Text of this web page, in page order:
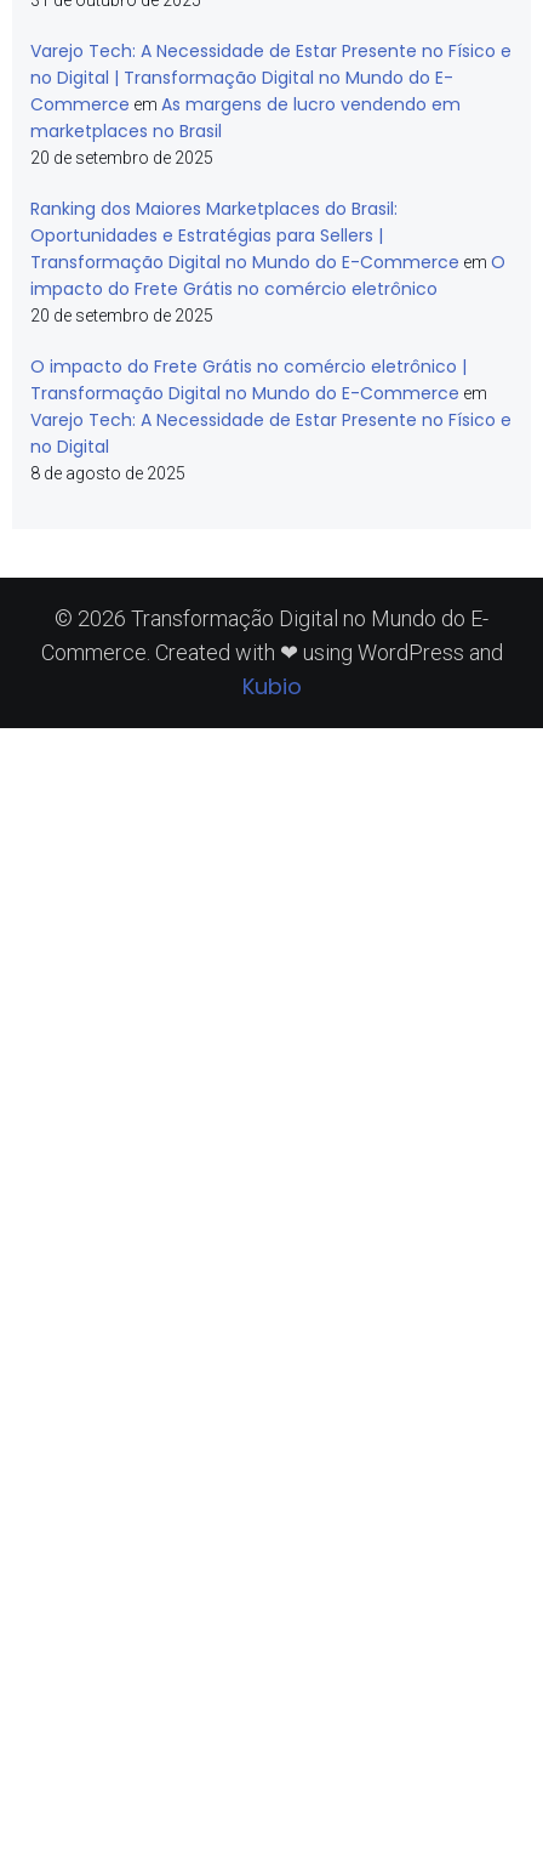
Varejo Tech: A Necessidade de Estar Presente no Físico e
no Digital | Transformação Digital no Mundo do E-
Commerce em As margens de lucro vendendo em
marketplaces no Brasil
20 de setembro de 2025
Ranking dos Maiores Marketplaces do Brasil:
Oportunidades e Estratégias para Sellers |
Transformação Digital no Mundo do E-Commerce em O
impacto do Frete Grátis no comércio eletrônico
20 de setembro de 2025
O impacto do Frete Grátis no comércio eletrônico |
Transformação Digital no Mundo do E-Commerce em
Varejo Tech: A Necessidade de Estar Presente no Físico e
no Digital
8 de agosto de 2025
© 2026 Transformação Digital no Mundo do E-
Commerce. Created with ❤ using WordPress and
Kubio